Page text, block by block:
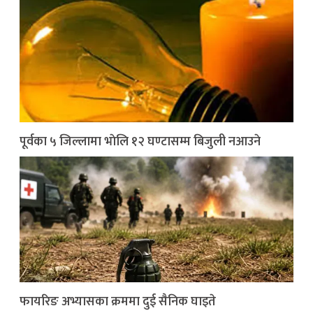
पूर्वका ५ जिल्लामा भाेलि १२ घण्टासम्म बिजुली नआउने
फायरिङ अभ्यासका क्रममा दुई सैनिक घाइते